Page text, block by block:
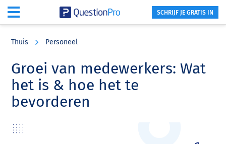
content
sidebar
SCHRIJF JE GRATIS IN
Thuis Personeel
Groei van medewerkers: Wat
het is & hoe het te
bevorderen